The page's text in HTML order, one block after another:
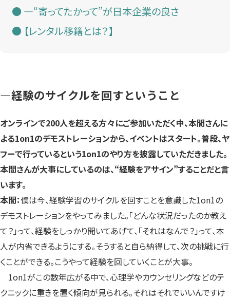
—“寄ってたかって”が日本企業の良さ
【レンタル移籍とは？】
—経験のサイクルを回すということ
オンラインで200人を超える方々にご参加いただく中、本間さんに
よる1on1のデモストレーションから、イベントはスタート。普段、ヤ
フーで行っているという1on1のやり方を披露していただきました。
本間さんが大事にしているのは、“経験をアサイン”することだと言
います。
本間：僕は今、経験学習のサイクルを回すことを意識した1on1の
デモストレーションをやってみました。「どんな状況だったのか教え
て？」って、経験をしっかり聞いてあげて、「それはなんで？」って、本
人が内省できるようにする。そうすると自ら納得して、次の挑戦に行
くことができる。こうやって経験を回していくことが大事。
1on1がこの数年広がる中で、心理学やカウンセリングなどのテ
クニックに重きを置く傾向が見られる。それはそれでいいんですけ